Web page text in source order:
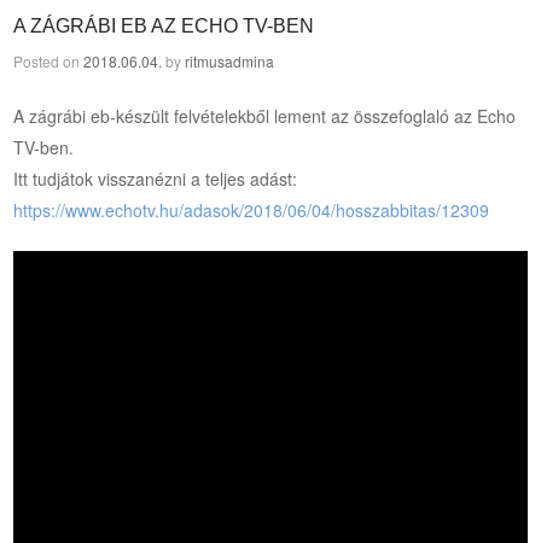
A ZÁGRÁBI EB AZ ECHO TV-BEN
Posted on2018.06.04. byritmusadmina
A zágrábi eb-készült felvételekből lement az összefoglaló az Echo
TV-ben.
Itt tudjátok visszanézni a teljes adást:
https://www.echotv.hu/adasok/2018/06/04/hosszabbitas/12309